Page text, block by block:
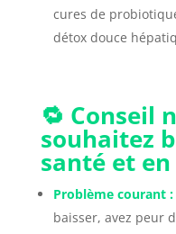
cures de
détox douce
🔁 Conseil
souhaitez
santé et
Problème courant :
baisser, avez peur